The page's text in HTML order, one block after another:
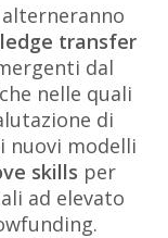
transfer
dal
nelle quali
di
nuovi modelli
skills per
ad elevato